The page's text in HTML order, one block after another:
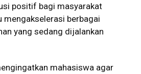
positif bagi masyarakat
mengakselerasi berbagai
yang sedang dijalankan
mahasiswa agar